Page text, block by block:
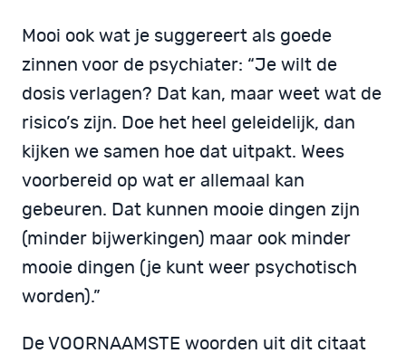
Mooi ook wat je suggereert als goede
zinnen voor de psychiater: “Je wilt de
dosis verlagen? Dat kan, maar weet wat de
risico’s zijn. Doe het heel geleidelijk, dan
kijken we samen hoe dat uitpakt. Wees
voorbereid op wat er allemaal kan
gebeuren. Dat kunnen mooie dingen zijn
(minder bijwerkingen) maar ook minder
mooie dingen (je kunt weer psychotisch
worden).”
De VOORNAAMSTE woorden uit dit citaat